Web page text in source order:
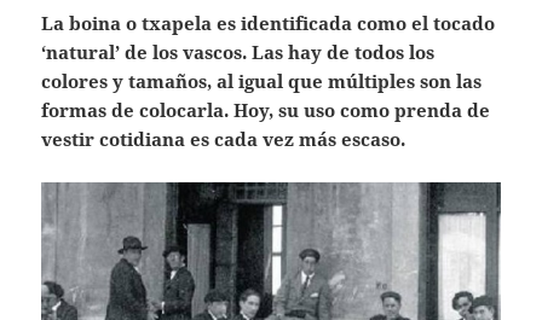
La boina o txapela es identificada como el tocado
‘natural’ de los vascos. Las hay de todos los
colores y tamaños, al igual que múltiples son las
formas de colocarla. Hoy, su uso como prenda de
vestir cotidiana es cada vez más escaso.